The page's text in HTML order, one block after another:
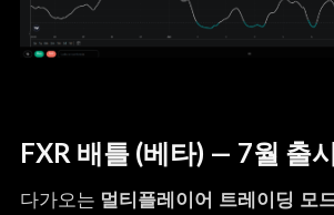
FXR 배틀 (베타) — 7월 출
다가오는 멀티플레이어 트레이딩 모